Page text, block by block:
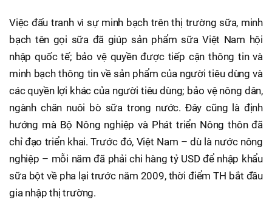
Việc đấu tranh vì sự minh bạch trên thị trường sữa, minh
bạch tên gọi sữa đã giúp sản phẩm sữa Việt Nam hội
nhập quốc tế; bảo vệ quyền được tiếp cận thông tin và
minh bạch thông tin về sản phẩm của người tiêu dùng và
các quyền lợi khác của người tiêu dùng; bảo vệ nông dân,
ngành chăn nuôi bò sữa trong nước. Đây cũng là định
hướng mà Bộ Nông nghiệp và Phát triển Nông thôn đã
chỉ đạo triển khai. Trước đó, Việt Nam – dù là nước nông
nghiệp – mỗi năm đã phải chi hàng tỷ USD để nhập khẩu
sữa bột về pha lại trước năm 2009, thời điểm TH bắt đầu
gia nhập thị trường.